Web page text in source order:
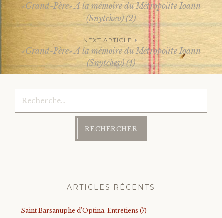
Post
navigation
«Grand-Père» A la mémoire du Métropolite Ioann
(Snytchev) (2)
NEXT ARTICLE
«Grand-Père» A la mémoire du Métropolite Ioann
(Snytchev) (4)
ARTICLES RÉCENTS
Saint Barsanuphe d’Optina. Entretiens (7)